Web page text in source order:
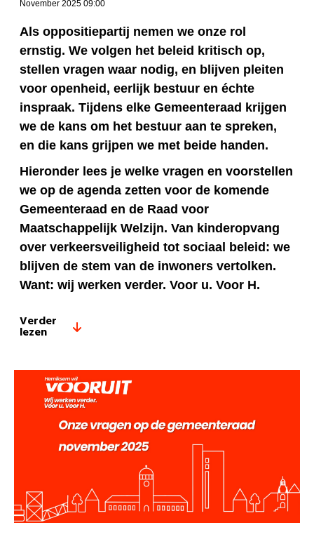
November 2025 09:00
Als oppositiepartij nemen we onze rol
ernstig. We volgen het beleid kritisch op,
stellen vragen waar nodig, en blijven pleiten
voor openheid, eerlijk bestuur en échte
inspraak. Tijdens elke Gemeenteraad krijgen
we de kans om het bestuur aan te spreken,
en die kans grijpen we met beide handen.
Hieronder lees je welke vragen en voorstellen
we op de agenda zetten voor de komende
Gemeenteraad en de Raad voor
Maatschappelijk Welzijn. Van kinderopvang
over verkeersveiligheid tot sociaal beleid: we
blijven de stem van de inwoners vertolken.
Want: wij werken verder. Voor u. Voor H.
Verder
lezen